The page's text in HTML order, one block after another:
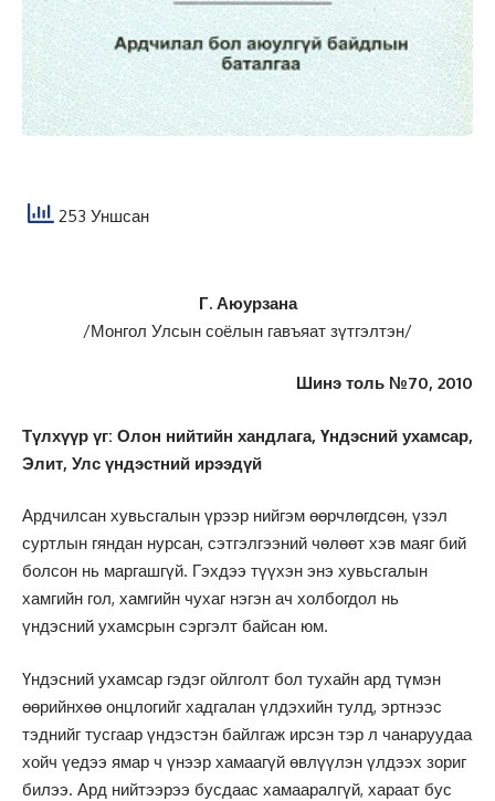
253 Уншсан
Г. Аюурзана
/Монгол Улсын соёлын гавъяат зүтгэлтэн/
Шинэ толь №70, 2010
Түлхүүр үг: Олон нийтийн хандлага, Үндэсний ухамсар,
Элит, Улс үндэстний ирээдүй
Ардчилсан хувьсгалын үрээр нийгэм өөрчлөгдсөн, үзэл
суртлын гяндан нурсан, сэтгэлгээний чөлөөт хэв маяг бий
болсон нь маргашгүй. Гэхдээ түүхэн энэ хувьсгалын
хамгийн гол, хамгийн чухаг нэгэн ач холбогдол нь
үндэсний ухамсрын сэргэлт байсан юм.
Үндэсний ухамсар гэдэг ойлголт бол тухайн ард түмэн
өөрийнхөө онцлогийг хадгалан үлдэхийн тулд, эртнээс
тэднийг тусгаар үндэстэн байлгаж ирсэн тэр л чанаруудаа
хойч үедээ ямар ч үнээр хамаагүй өвлүүлэн үлдээх зориг
билээ. Ард нийтээрээ бусдаас хамааралгүй, хараат бус